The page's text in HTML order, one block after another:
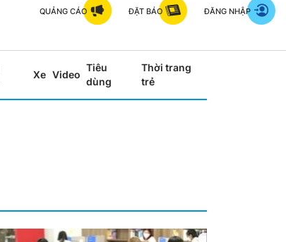
QUẢNG CÁO ĐẶT BÁO ĐĂNG NHẬP
Xe Video
Tiêu
dùng
Thời trang
trẻ